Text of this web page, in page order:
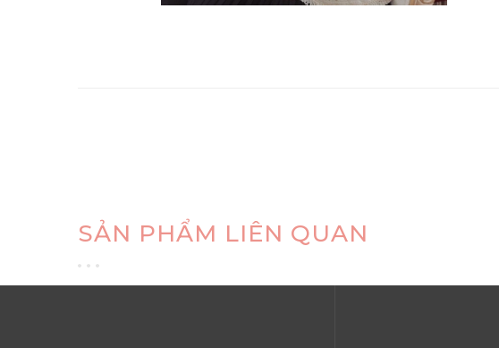
SẢN PHẨM LIÊN QUAN